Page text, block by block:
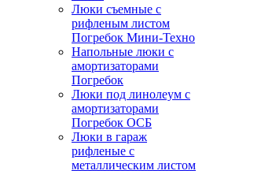
Люки съемные с
рифленым листом
Погребок Мини-Техно
Напольные люки с
амортизаторами
Погребок
Люки под линолеум с
амортизаторами
Погребок ОСБ
Люки в гараж
рифленые с
металлическим листом